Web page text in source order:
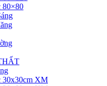
80×80
30x30cm XM